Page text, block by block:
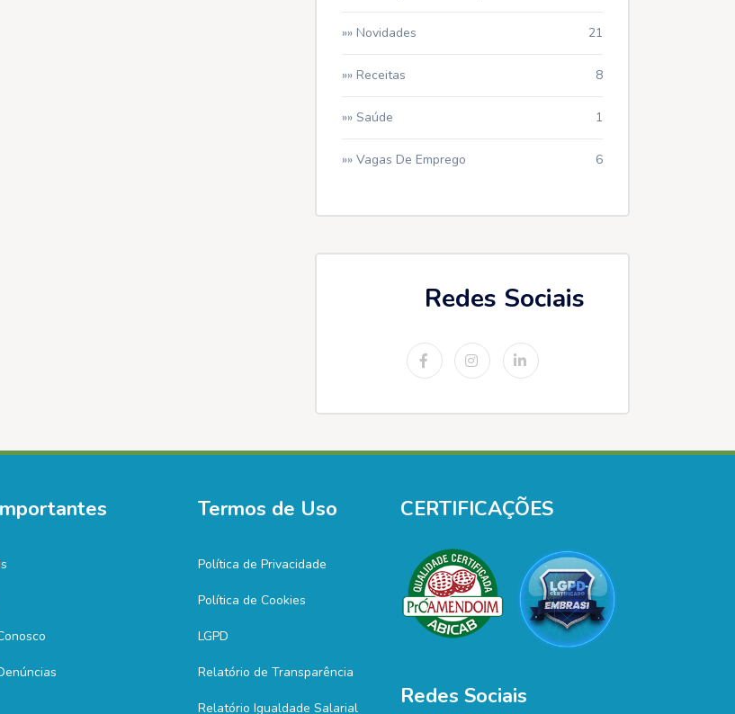
»» Novidades 21
»» Receitas 8
»» Saúde 1
»» Vagas De Emprego 6
Redes Sociais
Termos de Uso
Política de Privacidade
Política de Cookies
LGPD
Relatório de Transparência
Relatório Igualdade Salarial
CERTIFICAÇÕES
Redes Sociais